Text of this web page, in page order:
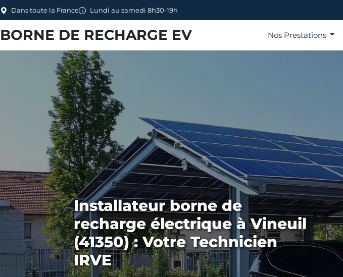
Dans toute la France Lundi au samedi 8h30-19h
BORNE DE RECHARGE EV Nos Prestations
Installateur borne de
recharge électrique à Vineuil
(41350) : Votre Technicien
IRVE